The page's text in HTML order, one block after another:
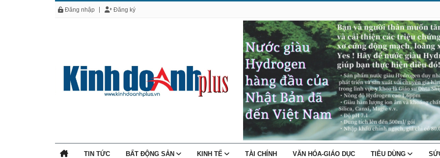
Đăng nhập Đăng ký
TIN TỨC BẤT ĐỘNG SẢN KINH TẾ TÀI CHÍNH VĂN HÓA-GIÁO DỤC TIÊU DÙNG